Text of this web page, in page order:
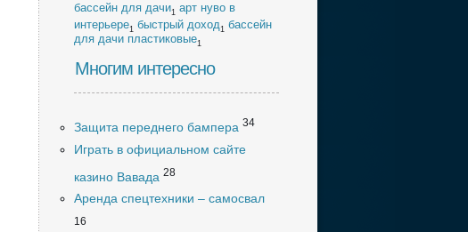
бассейн для дачи1 арт нуво в
интерьере1 быстрый доход1 бассейн
для дачи пластиковые1
Многим интересно
Защита переднего бампера 34
Играть в официальном сайте
казино Вавада 28
Аренда спецтехники – самосвал
16